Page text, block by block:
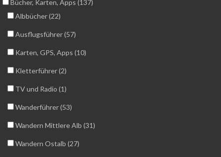
Bücher, Karten, Apps (137)
Albbücher (22)
Ausflugsführer (57)
Karten, GPS, Apps (10)
Kletterführer (2)
TV und Radio (1)
Wanderführer (53)
Wandern Mittlere Alb (31)
Wandern Ostalb (27)